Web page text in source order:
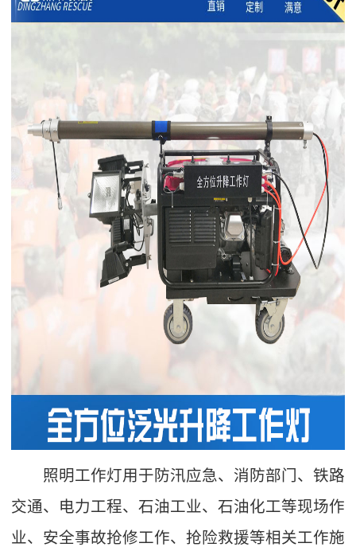
照明工作灯用于防汛应急、消防部门、铁路
交通、电力工程、石油工业、石油化工等现场作
业、安全事故抢修工作、抢险救援等相关工作施